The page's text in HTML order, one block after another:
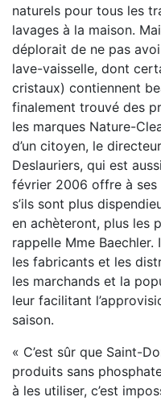
naturels pour tous les
lavages à la maison.
déplorait de ne pas
lave-vaisselle, dont
cristaux) contiennent
finalement trouvé des
les marques Nature-
d’un citoyen, le
Deslauriers, qui est
février 2006 offre à
s’ils sont plus
en achèteront, plus les
rappelle Mme
les fabricants et les
les marchands et la
leur facilitant
saison.
« C’est sûr que Saint-
produits sans
à les utiliser, c’est